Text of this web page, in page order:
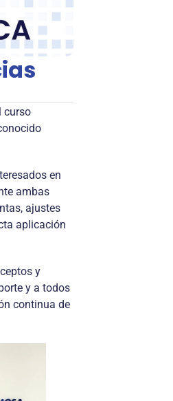
curso
en
ambas
ajustes
aplicación
y
y a todos
continua de